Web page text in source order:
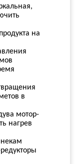
на
в
мотор-
нагрев